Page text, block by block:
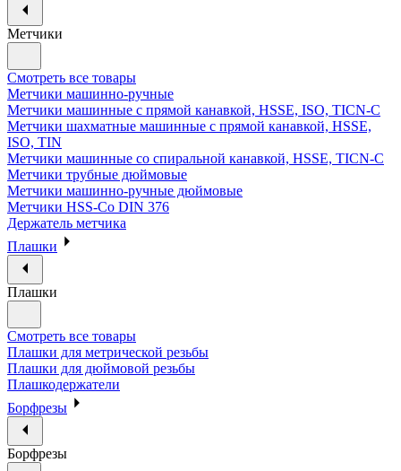
Метчики
Смотреть все товары
Метчики машинно-ручные
Метчики машинные с прямой канавкой, HSSE, ISO, TICN-C
Метчики шахматные машинные с прямой канавкой, HSSE,
ISO, TIN
Метчики машинные со спиральной канавкой, HSSE, TICN-C
Метчики трубные дюймовые
Метчики машинно-ручные дюймовые
Метчики HSS-Co DIN 376
Держатель метчика
Плашки
Плашки
Смотреть все товары
Плашки для метрической резьбы
Плашки для дюймовой резьбы
Плашкодержатели
Борфрезы
Борфрезы